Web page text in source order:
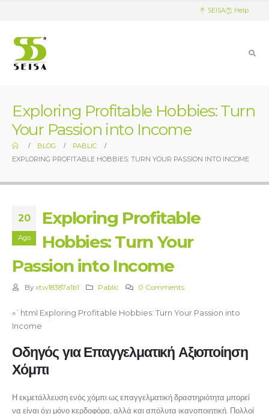
SEISA Help
Exploring Profitable Hobbies: Turn
Your Passion into Income
BLOG
PABLIC
EXPLORING PROFITABLE HOBBIES: TURN YOUR PASSION INTO INCOME
20
Ago
Exploring Profitable
Hobbies: Turn Your
Passion into Income
By xtw18387a1b1 Pablic 0 Comments
«`html Exploring Profitable Hobbies: Turn Your Passion into
Income
Οδηγός για Επαγγελματική Αξιοποίηση
Χόμπι
Η εκμετάλλευση ενός χόμπι ως επαγγελματική δραστηριότητα μπορεί
να είναι όχι μόνο κερδοφόρα, αλλά και απόλυτα ικανοποιητική. Πολλοί